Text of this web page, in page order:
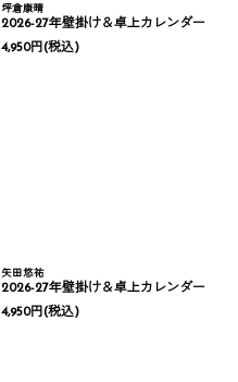
坪倉康晴
2026-27年壁掛け＆卓上カレンダー
4,950円(税込)
矢田悠祐
2026-27年壁掛け＆卓上カレンダー
4,950円(税込)